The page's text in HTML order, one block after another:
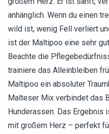
anhänglich. Wenn du einen
wild ist, wenig Fell verliert
ist der Maltipoo eine sehr
Beachte die
trainiere das Alleinbleiben
Maltipoo ein absoluter
Malteser Mix verbindet das
Hunderassen. Das
mit großem Herz – perfekt